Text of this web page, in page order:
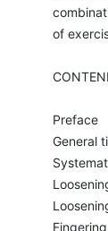
of
Preface
General